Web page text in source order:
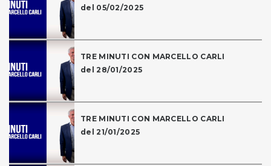
del 05/02/2025
TRE MINUTI CON MARCELLO CARLI
del 28/01/2025
TRE MINUTI CON MARCELLO CARLI
del 21/01/2025